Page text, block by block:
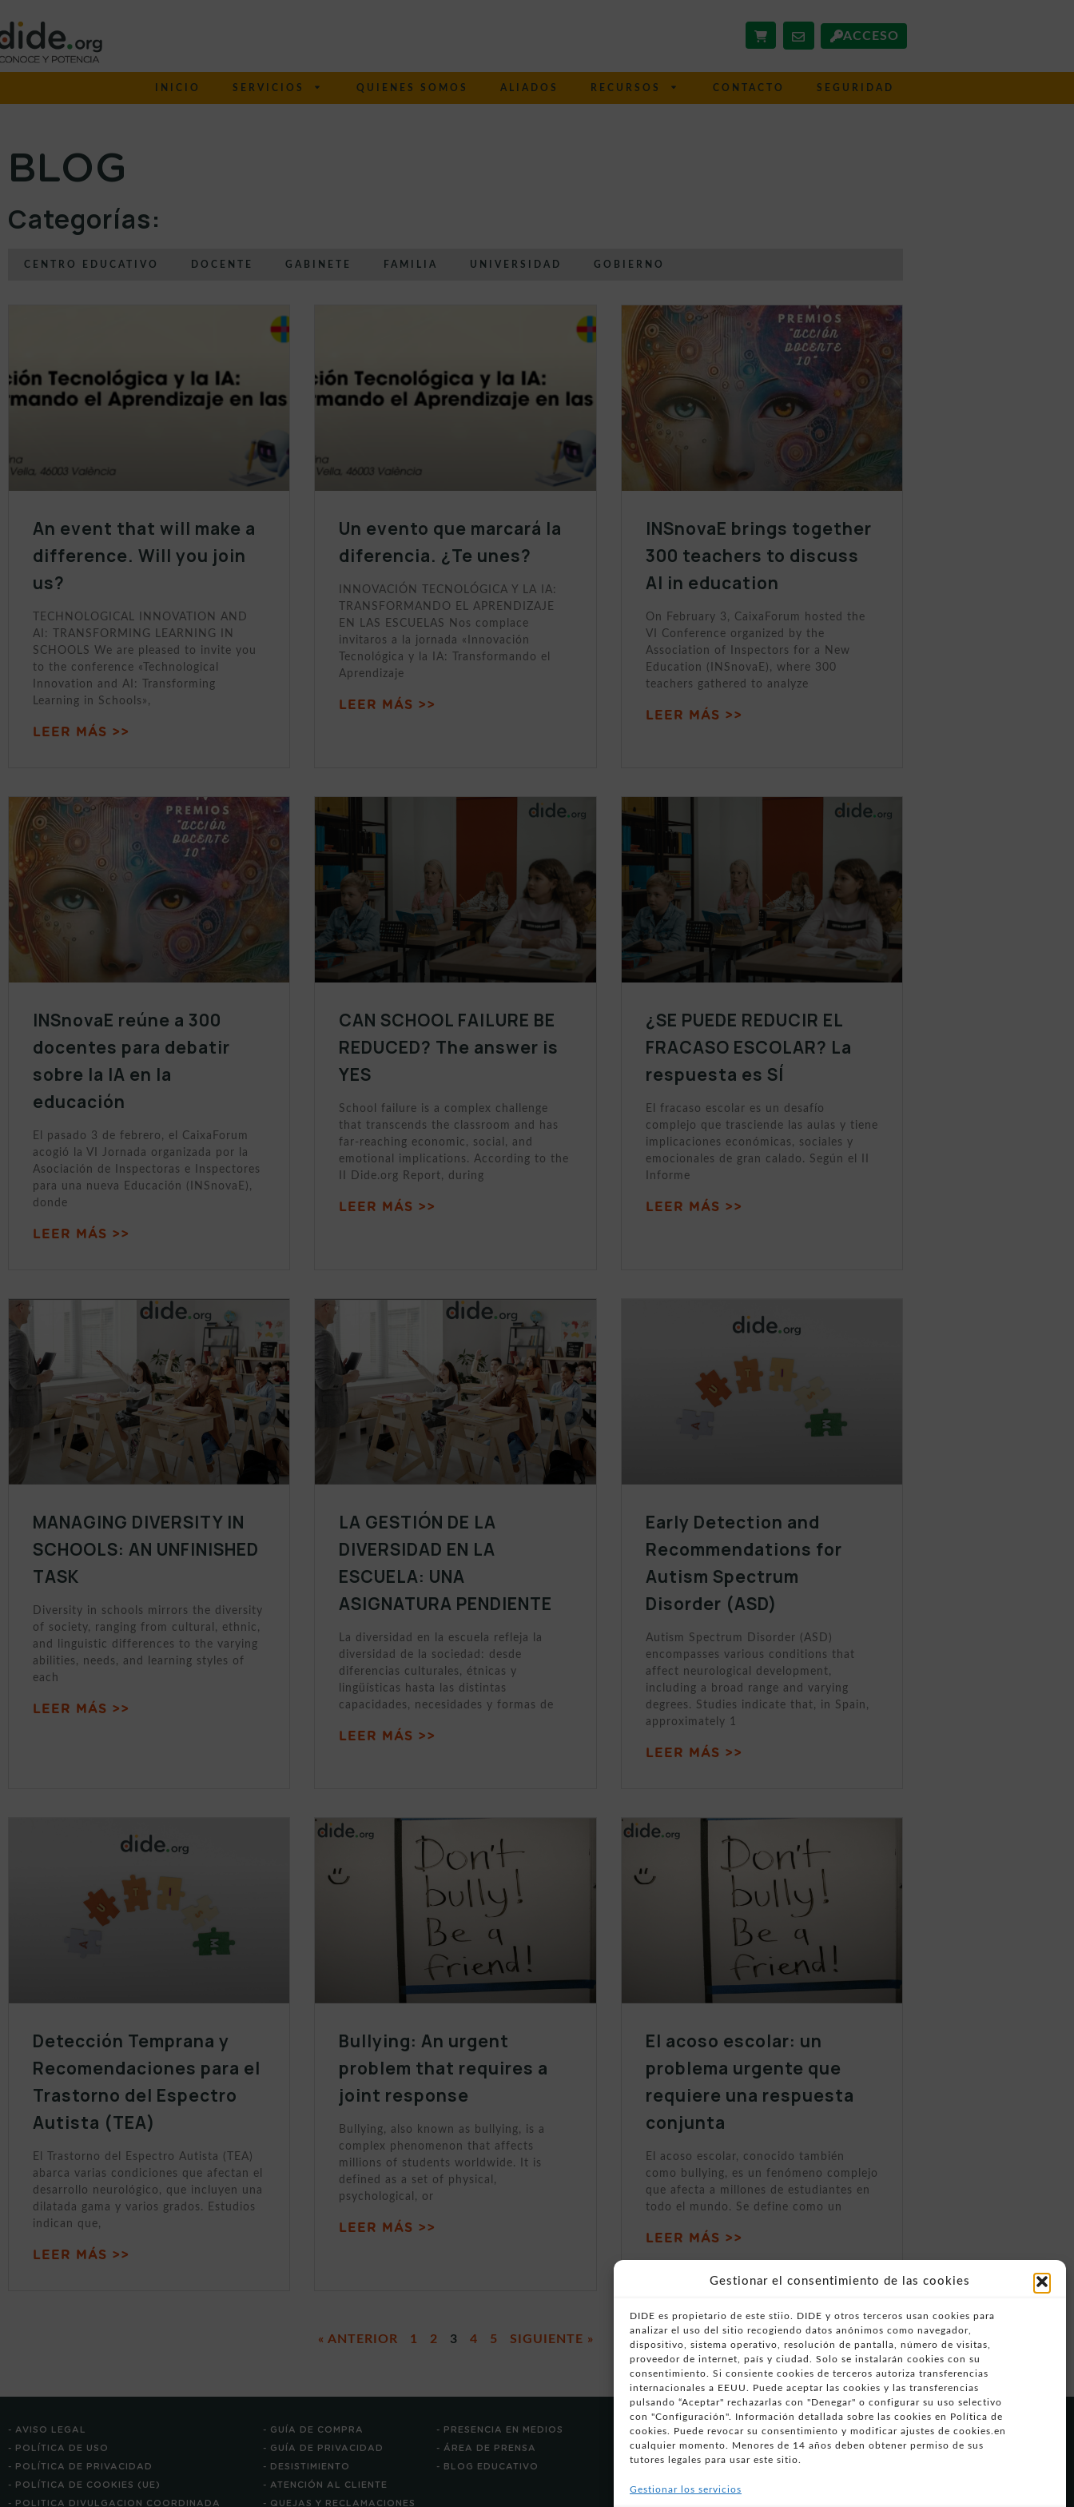
Gestionar el consentimiento de las cookies
DIDE es propietario de este stiio. DIDE y otros terceros usan cookies para
analizar el uso del sitio recogiendo datos anónimos como navegador,
dispositivo, sistema operativo, resolución de pantalla, número de visitas,
proveedor de internet, país y ciudad. Solo se instalarán cookies con su
consentimiento. Si consiente cookies de terceros autoriza transferencias
internacionales a EEUU. Puede aceptar las cookies y las transferencias
pulsando “Aceptar" rechazarlas con "Denegar" o configurar su uso selectivo
con "Configuración". Información detallada sobre las cookies en Política de
cookies. Puede revocar su consentimiento y modificar ajustes de cookies.en
cualquier momento. Menores de 14 años deben obtener permiso de sus
tutores legales para usar este sitio.
Gestionar los servicios
ACCESO
INICIO SERVICIOS QUIENES SOMOS ALIADOS RECURSOS CONTACTO SEGURIDAD
BLOG
Categorías:
CENTRO EDUCATIVO DOCENTE GABINETE FAMILIA UNIVERSIDAD GOBIERNO
An event that will make a
difference. Will you join
us?
TECHNOLOGICAL INNOVATION AND
AI: TRANSFORMING LEARNING IN
SCHOOLS We are pleased to invite you
to the conference «Technological
Innovation and AI: Transforming
Learning in Schools»,
LEER MÁS >>
Un evento que marcará la
diferencia. ¿Te unes?
INNOVACIÓN TECNOLÓGICA Y LA IA:
TRANSFORMANDO EL APRENDIZAJE
EN LAS ESCUELAS Nos complace
invitaros a la jornada «Innovación
Tecnológica y la IA: Transformando el
Aprendizaje
LEER MÁS >>
INSnovaE brings together
300 teachers to discuss
AI in education
On February 3, CaixaForum hosted the
VI Conference organized by the
Association of Inspectors for a New
Education (INSnovaE), where 300
teachers gathered to analyze
LEER MÁS >>
INSnovaE reúne a 300
docentes para debatir
sobre la IA en la
educación
El pasado 3 de febrero, el CaixaForum
acogió la VI Jornada organizada por la
Asociación de Inspectoras e Inspectores
para una nueva Educación (INSnovaE),
donde
LEER MÁS >>
CAN SCHOOL FAILURE BE
REDUCED? The answer is
YES
School failure is a complex challenge
that transcends the classroom and has
far-reaching economic, social, and
emotional implications. According to the
II Dide.org Report, during
LEER MÁS >>
¿SE PUEDE REDUCIR EL
FRACASO ESCOLAR? La
respuesta es SÍ
El fracaso escolar es un desafío
complejo que trasciende las aulas y tiene
implicaciones económicas, sociales y
emocionales de gran calado. Según el II
Informe
LEER MÁS >>
MANAGING DIVERSITY IN
SCHOOLS: AN UNFINISHED
TASK
Diversity in schools mirrors the diversity
of society, ranging from cultural, ethnic,
and linguistic differences to the varying
abilities, needs, and learning styles of
each
LEER MÁS >>
LA GESTIÓN DE LA
DIVERSIDAD EN LA
ESCUELA: UNA
ASIGNATURA PENDIENTE
La diversidad en la escuela refleja la
diversidad de la sociedad: desde
diferencias culturales, étnicas y
lingüísticas hasta las distintas
capacidades, necesidades y formas de
LEER MÁS >>
Early Detection and
Recommendations for
Autism Spectrum
Disorder (ASD)
Autism Spectrum Disorder (ASD)
encompasses various conditions that
affect neurological development,
including a broad range and varying
degrees. Studies indicate that, in Spain,
approximately 1
LEER MÁS >>
Detección Temprana y
Recomendaciones para el
Trastorno del Espectro
Autista (TEA)
El Trastorno del Espectro Autista (TEA)
abarca varias condiciones que afectan el
desarrollo neurológico, que incluyen una
dilatada gama y varios grados. Estudios
indican que,
LEER MÁS >>
Bullying: An urgent
problem that requires a
joint response
Bullying, also known as bullying, is a
complex phenomenon that affects
millions of students worldwide. It is
defined as a set of physical,
psychological, or
LEER MÁS >>
El acoso escolar: un
problema urgente que
requiere una respuesta
conjunta
El acoso escolar, conocido también
como bullying, es un fenómeno complejo
que afecta a millones de estudiantes en
todo el mundo. Se define como un
LEER MÁS >>
« ANTERIOR 1 2 3 4 5 SIGUIENTE »
- AVISO LEGAL
- POLÍTICA DE USO
- POLÍTICA DE PRIVACIDAD
- POLÍTICA DE COOKIES (UE)
- POLITICA DIVULGACION COORDINADA
- GUÍA DE COMPRA
- GUÍA DE PRIVACIDAD
- DESISTIMIENTO
- ATENCIÓN AL CLIENTE
- QUEJAS Y RECLAMACIONES
- PRESENCIA EN MEDIOS
- ÁREA DE PRENSA
- BLOG EDUCATIVO
Síguenos en
redes sociales